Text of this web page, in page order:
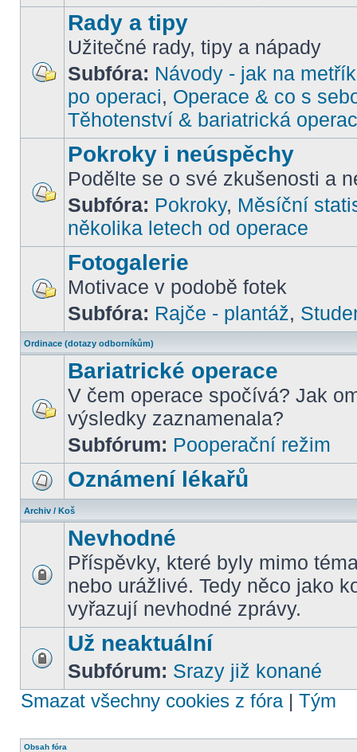
Rady a tipy
Užitečné rady, tipy a nápady
Subfóra: Návody - jak na
po operaci, Operace & co s
Těhotenství & bariatrická
Pokroky i neúspěchy
Podělte se o své zkušenosti a
Subfóra: Pokroky, Měsíční
několika letech od operace
Fotogalerie
Motivace v podobě fotek
Subfóra: Rajče - plantáž,
Ordinace (dotazy odborníkům)
Bariatrické operace
V čem operace spočívá? Jak
výsledky zaznamenala?
Subfórum: Pooperační režim
Oznámení lékařů
Archiv / Koš
Nevhodné
Příspěvky, které byly mimo
nebo urážlivé. Tedy něco jako
vyřazují nevhodné zprávy.
Už neaktuální
Subfórum: Srazy již konané
Smazat všechny cookies z fóra| Tým
Obsah fóra